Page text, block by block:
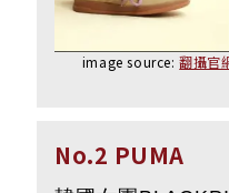
image source: 翻攝官
No.2 PUMA